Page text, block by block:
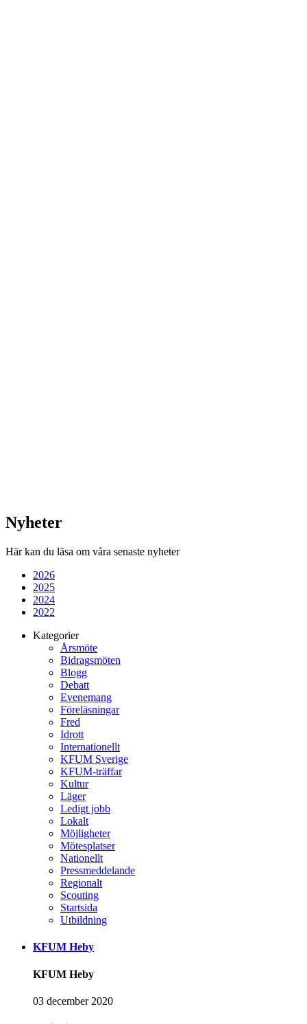
Nyheter
Här kan du läsa om våra senaste nyheter
2026
2025
2024
2022
Kategorier
Årsmöte
Bidragsmöten
Blogg
Debatt
Evenemang
Föreläsningar
Fred
Idrott
Internationellt
KFUM Sverige
KFUM-träffar
Kultur
Läger
Ledigt jobb
Lokalt
Möjligheter
Mötesplatser
Nationellt
Pressmeddelande
Regionalt
Scouting
Startsida
Utbildning
KFUM Heby
KFUM Heby
03 december 2020